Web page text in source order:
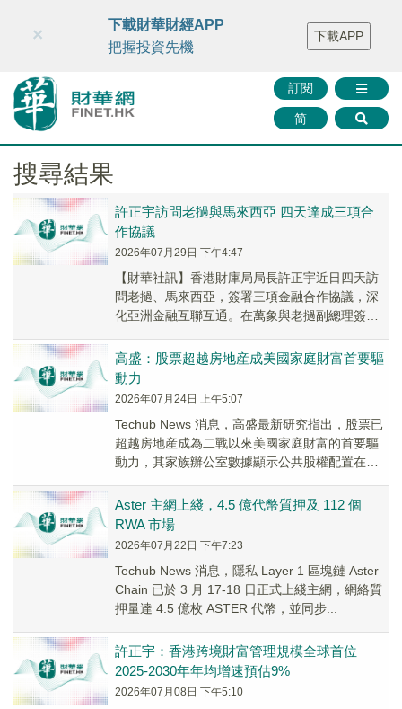
財華智庫網 FINTV FINMETA 財華證券 媒體矩陣
智庫沙龍
聯絡我們
訂閱
简
×
下載財華財經APP
把握投資先機
下載APP
搜尋結果
許正宇訪問老撾與馬來西亞 四天達成三項合
作協議
2026年07月29日 下午4:47
【財華社訊】香港財庫局局長許正宇近日四天訪
問老撾、馬來西亞，簽署三項金融合作協議，深
化亞洲金融互聯互通。在萬象與老撾副總理簽黃
央黃金清算...
高盛：股票超越房地産成美國家庭財富首要驅
動力
2026年07月24日 上午5:07
Techub News 消息，高盛最新研究指出，股票已
超越房地産成為二戰以來美國家庭財富的首要驅
動力，其家族辦公室數據顯示公共股權配置在
Aster 主網上綫，4.5 億代幣質押及 112 個
RWA 市場
2026年07月22日 下午7:23
Techub News 消息，隱私 Layer 1 區塊鏈 Aster
Chain 已於 3 月 17-18 日正式上綫主網，網絡質
押量達 4.5 億枚 ASTER 代幣，並同步...
許正宇：香港跨境財富管理規模全球首位
2025-2030年年均增速預估9%
2026年07月08日 下午5:10